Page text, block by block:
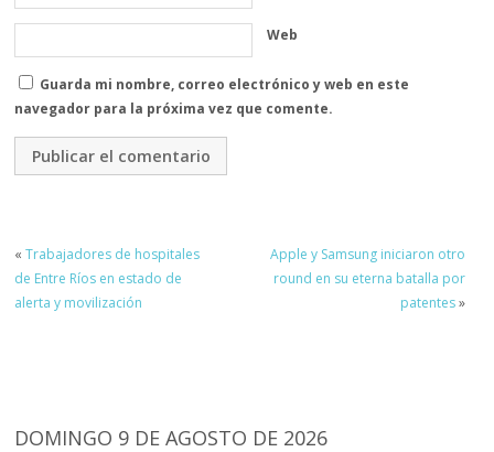
Web
Guarda mi nombre, correo electrónico y web en este
navegador para la próxima vez que comente.
«Trabajadores de hospitales
de Entre Ríos en estado de
alerta y movilización
Apple y Samsung iniciaron otro
round en su eterna batalla por
patentes»
DOMINGO 9 DE AGOSTO DE 2026